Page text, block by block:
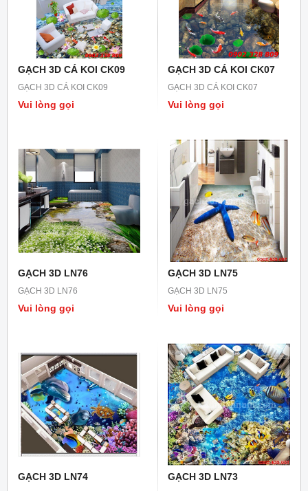
GẠCH 3D CÁ KOI CK09
GẠCH 3D CÁ KOI CK09
Vui lòng gọi
GẠCH 3D CÁ KOI CK07
GẠCH 3D CÁ KOI CK07
Vui lòng gọi
GẠCH 3D LN76
GẠCH 3D LN76
Vui lòng gọi
GẠCH 3D LN75
GẠCH 3D LN75
Vui lòng gọi
GẠCH 3D LN74 GẠCH 3D LN73